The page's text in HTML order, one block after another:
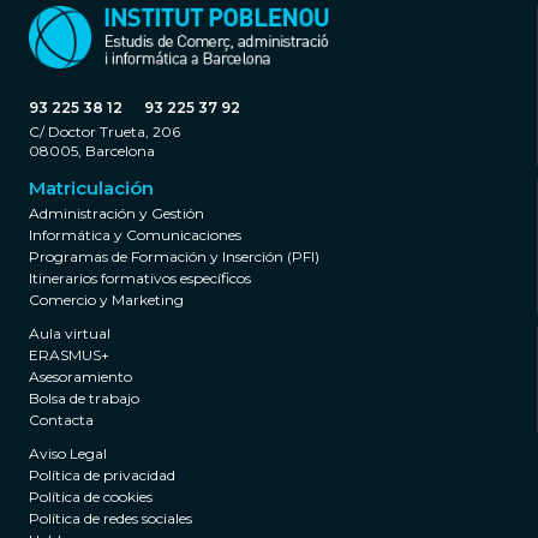
93 225 38 12
93 225 37 92
C/ Doctor Trueta, 206
08005, Barcelona
Matriculación
Administración y Gestión
Informática y Comunicaciones
Programas de Formación y Inserción (PFI)
Itinerarios formativos específicos
Comercio y Marketing
Aula virtual
ERASMUS+
Asesoramiento
Bolsa de trabajo
Contacta
Aviso Legal
Política de privacidad
Política de cookies
Política de redes sociales